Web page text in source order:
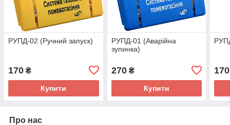
РУПД-02 (Ручний запуск)
170 ₴
Купити
РУПД-01 (Аварійна
зупинка)
270₴
Купити
170
Про нас